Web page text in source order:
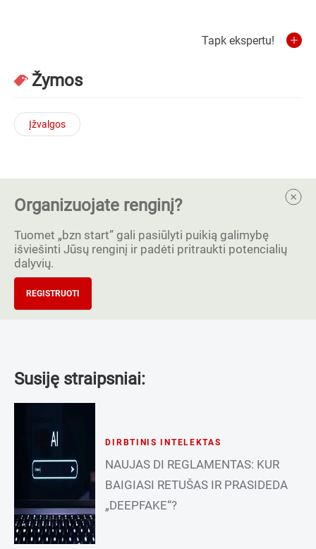
Tapk ekspertu!
Žymos
Įžvalgos
Organizuojate renginį?
Tuomet „bzn start” gali pasiūlyti puikią galimybę
išviešinti Jūsų renginį ir padėti pritraukti potencialių
dalyvių.
REGISTRUOTI
Susiję straipsniai:
DIRBTINIS INTELEKTAS
NAUJAS DI REGLAMENTAS: KUR
BAIGIASI RETUŠAS IR PRASIDEDA
„DEEPFAKE“?